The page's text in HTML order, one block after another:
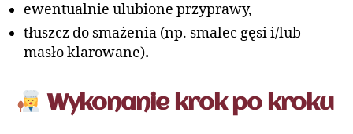
ewentualnie ulubione przyprawy,
tłuszcz do smażenia (np. smalec gęsi i/lub
masło klarowane).
Wykonanie krok po kroku